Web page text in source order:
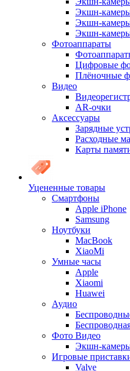
Экшн-
Экшн-
Экшн-
Фотоаппараты
Цифровые
Плёночные
Видео
AR-очки
Аксессуары
Зарядные
Расходные
Карты
Уцененные товары
Cмартфоны
Apple iPhone
Samsung
Ноутбуки
MacBook
XiaoMi
Умные часы
Apple
Xiaomi
Huawei
Аудио
Фото Видео
Экшн-
Игровые
Valve